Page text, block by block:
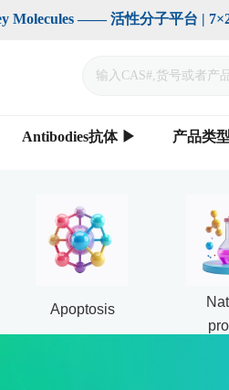
Molecules —— 活性分子平台 |
Antibodies抗体 ▶ 产品类
Apoptosis